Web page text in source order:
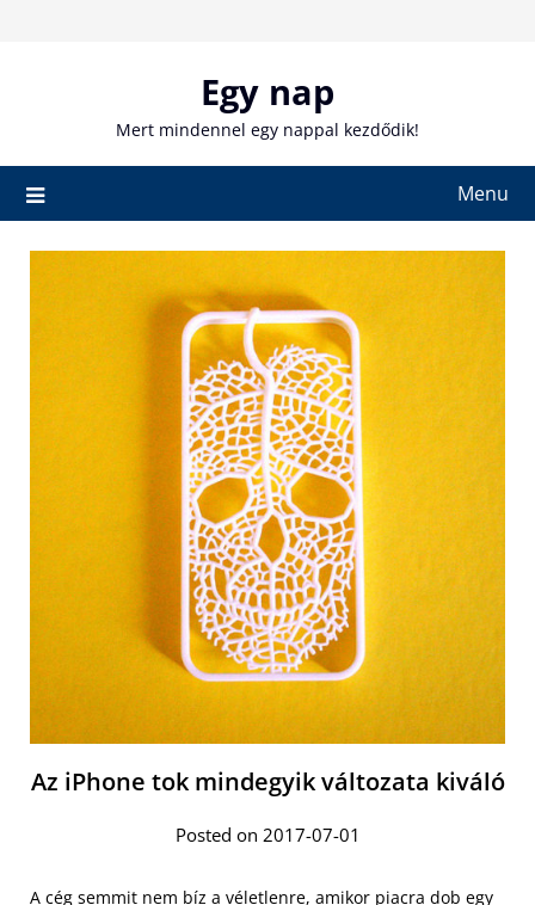
Egy nap
Mert mindennel egy nappal kezdődik!
Menu
Az iPhone tok mindegyik változata kiváló
Posted on 2017-07-01
A cég semmit nem bíz a véletlenre, amikor piacra dob egy